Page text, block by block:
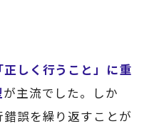
「正しく行うこと」に重
が主流でした。しか
誤を繰り返すことが